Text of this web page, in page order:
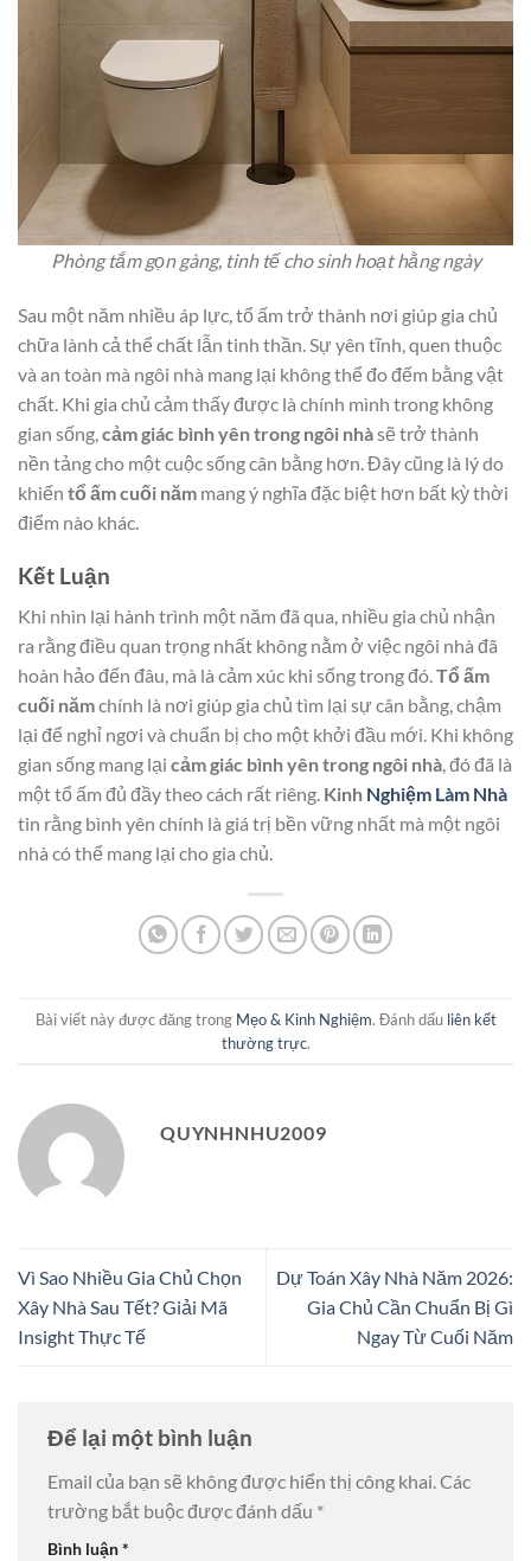
Phòng tắm gọn gàng, tinh tế cho sinh hoạt hằng ngày
Sau một năm nhiều áp lực, tổ ấm trở thành nơi giúp gia chủ
chữa lành cả thể chất lẫn tinh thần. Sự yên tĩnh, quen thuộc
và an toàn mà ngôi nhà mang lại không thể đo đếm bằng vật
chất. Khi gia chủ cảm thấy được là chính mình trong không
gian sống,cảm giác bình yên trong ngôi nhàsẽ trở thành
nền tảng cho một cuộc sống cân bằng hơn. Đây cũng là lý do
khiến tổ ấm cuối năm mang ý nghĩa đặc biệt hơn bất kỳ thời
điểm nào khác.
Kết Luận
Khi nhìn lại hành trình một năm đã qua, nhiều gia chủ nhận
ra rằng điều quan trọng nhất không nằm ở việc ngôi nhà đã
hoàn hảo đến đâu, mà là cảm xúc khi sống trong đó.Tổ ấm
cuối nămchính là nơi giúp gia chủ tìm lại sự cân bằng, chậm
lại để nghỉ ngơi và chuẩn bị cho một khởi đầu mới. Khi không
gian sống mang lại cảm giác bình yên trong ngôi nhà, đó đã là
một tổ ấm đủ đầy theo cách rất riêng. Kinh Nghiệm Làm Nhà
tin rằng bình yên chính là giá trị bền vững nhất mà một ngôi
nhà có thể mang lại cho gia chủ.
Bài viết này được đăng trong Mẹo & Kinh Nghiệm. Đánh dấu liên kết
thường trực.
QUYNHNHU2009
Vì Sao Nhiều Gia Chủ Chọn
Xây Nhà Sau Tết? Giải Mã
Insight Thực Tế
Dự Toán Xây Nhà Năm 2026:
Gia Chủ Cần Chuẩn Bị Gì
Ngay Từ Cuối Năm
Để lại một bình luận
Email của bạn sẽ không được hiển thị công khai.Các
trường bắt buộc được đánh dấu *
Bình luận*